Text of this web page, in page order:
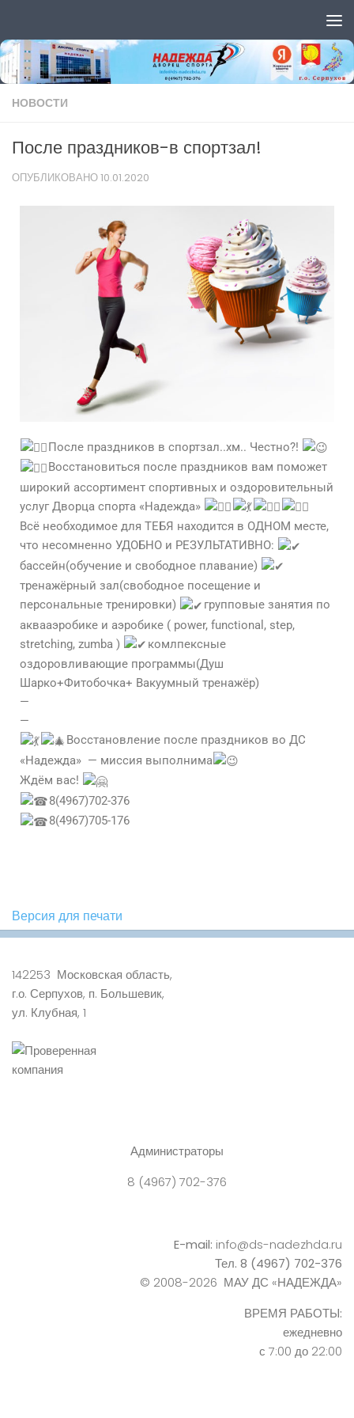
НОВОСТИ
После праздников-в спортзал!
ОПУБЛИКОВАНО10.01.2020
После праздников в спортзал..хм.. Честно?!
Восстановиться после праздников вам поможет
широкий ассортимент спортивных и оздоровительный
услуг Дворца спорта «Надежда»
Всё необходимое для ТЕБЯ находится в ОДНОМ месте,
что несомненно УДОБНО и РЕЗУЛЬТАТИВНО:
бассейн(обучение и свободное плавание)
тренажёрный зал(свободное посещение и
персональные тренировки)
групповые занятия по
аквааэробике и аэробике ( power, functional, step,
strеtching, zumba )
комлпексные
оздоровливающие программы(Душ
Шарко+Фитобочка+ Вакуумный тренажёр)
—
—
Восстановление после праздников во ДС
«Надежда» — миссия выполнима
Ждём вас!
8(4967)702-376
8(4967)705-176
Версия для печати
142253 Московская область,
г.о. Серпухов, п. Большевик,
ул. Клубная, 1
Администраторы
8 (4967) 702-376
E-mail: info@ds-nadezhda.ru
Тел. 8 (4967) 702-376
© 2008-2026 МАУ ДС «НАДЕЖДА»
ВРЕМЯ РАБОТЫ:
ежедневно
с 7:00 до 22:00